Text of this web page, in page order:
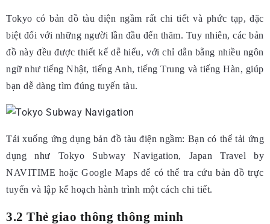
Tokyo có bản đồ tàu điện ngầm rất chi tiết và phức tạp, đặc
biệt đối với những người lần đầu đến thăm. Tuy nhiên, các bản
đồ này đều được thiết kế dễ hiểu, với chỉ dẫn bằng nhiều ngôn
ngữ như tiếng Nhật, tiếng Anh, tiếng Trung và tiếng Hàn, giúp
bạn dễ dàng tìm đúng tuyến tàu.
Tải xuống ứng dụng bản đồ tàu điện ngầm: Bạn có thể tải ứng
dụng như Tokyo Subway Navigation, Japan Travel by
NAVITIME hoặc Google Maps để có thể tra cứu bản đồ trực
tuyến và lập kế hoạch hành trình một cách chi tiết.
3.2 Thẻ giao thông thông minh